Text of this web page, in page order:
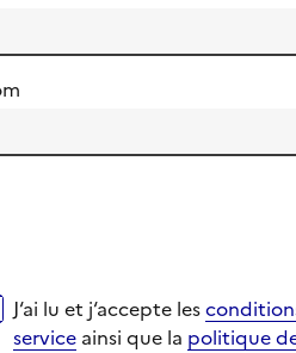
lu et j‘accepte lesconditions
dans un nouvel onglet
dans un nouvel onglet
J‘ai lu et j‘accepte les
service ainsi que la politique